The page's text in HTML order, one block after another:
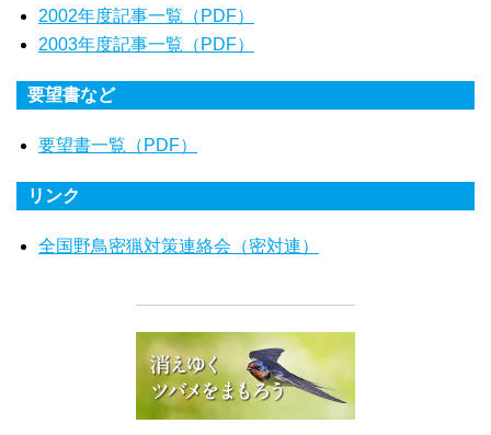
2002年度記事一覧（PDF）
2003年度記事一覧（PDF）
要望書など
要望書一覧（PDF）
リンク
全国野鳥密猟対策連絡会（密対連）